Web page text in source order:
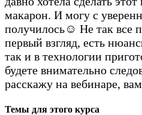
макарон. И могу с
получилось☺️ Не так все
первый взгляд, есть
так и в технологии
будете внимательно
расскажу на вебинаре,
Темы для этого курса